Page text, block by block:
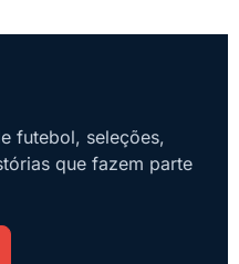
futebol, seleções,
que fazem parte